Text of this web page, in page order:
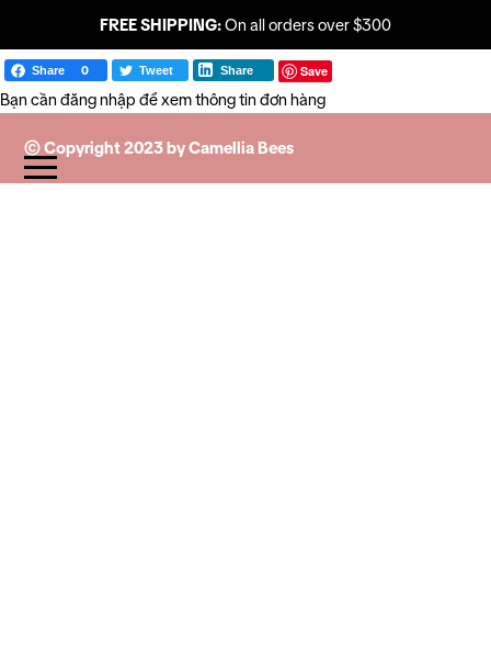
FREE SHIPPING:On all orders over $300
Share 0 Tweet Share Save
Bạn cần đăng nhập để xem thông tin đơn hàng
© Copyright 2023 by Camellia Bees